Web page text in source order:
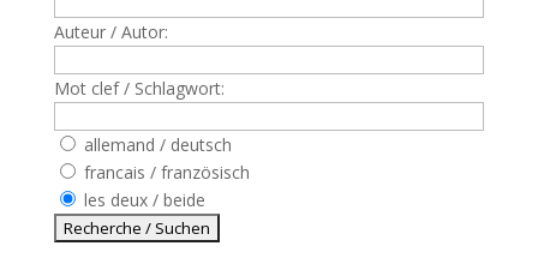
Auteur / Autor:
Mot clef / Schlagwort:
allemand / deutsch
francais / französisch
les deux / beide